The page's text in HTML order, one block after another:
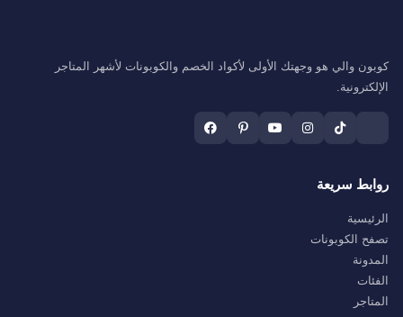
والي هو وجهتك الأولى لأكواد الخصم والكوبونات لأشهر المتاجر
سريعة
الكوبونات